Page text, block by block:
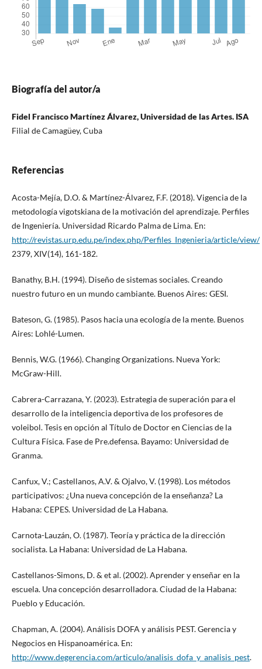
Biografía del autor/a
Fidel Francisco Martínez Álvarez, Universidad de las Artes. ISA
Filial de Camagüey, Cuba
Referencias
Acosta-Mejía, D.O. & Martínez-Álvarez, F.F. (2018). Vigencia de la
metodología vigotskiana de la motivación del aprendizaje. Perfiles
de Ingeniería. Universidad Ricardo Palma de Lima. En:
http://revistas.urp.edu.pe/index.php/Perfiles_Ingenieria/article/view/
2379, XIV(14), 161-182.
Banathy, B.H. (1994). Diseño de sistemas sociales. Creando
nuestro futuro en un mundo cambiante. Buenos Aires: GESI.
Bateson, G. (1985). Pasos hacia una ecología de la mente. Buenos
Aires: Lohlé-Lumen.
Bennis, W.G. (1966). Changing Organizations. Nueva York:
McGraw-Hill.
Cabrera-Carrazana, Y. (2023). Estrategia de superación para el
desarrollo de la inteligencia deportiva de los profesores de
voleibol. Tesis en opción al Título de Doctor en Ciencias de la
Cultura Física. Fase de Pre.defensa. Bayamo: Universidad de
Granma.
Canfux, V.; Castellanos, A.V. & Ojalvo, V. (1998). Los métodos
participativos: ¿Una nueva concepción de la enseñanza? La
Habana: CEPES. Universidad de La Habana.
Carnota-Lauzán, O. (1987). Teoría y práctica de la dirección
socialista. La Habana: Universidad de La Habana.
Castellanos-Simons, D. & et al. (2002). Aprender y enseñar en la
escuela. Una concepción desarrolladora. Ciudad de la Habana:
Pueblo y Educación.
Chapman, A. (2004). Análisis DOFA y análisis PEST. Gerencia y
Negocios en Hispanoamérica. En:
http://www.degerencia.com/articulo/analisis_dofa_y_analisis_pest.